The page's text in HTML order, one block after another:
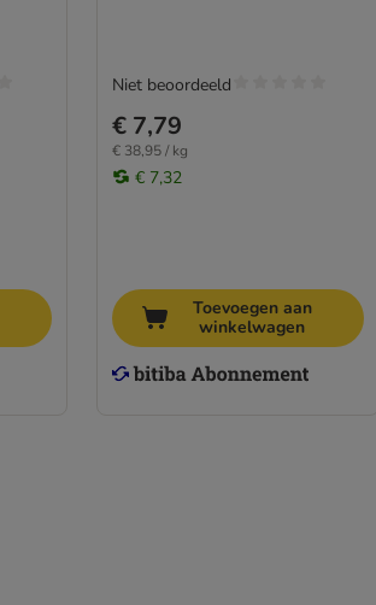
€ 7,79
€ 38,95 / kg
€ 7,32
Niet beoordeeld
Toevoegen aan
winkelwagen